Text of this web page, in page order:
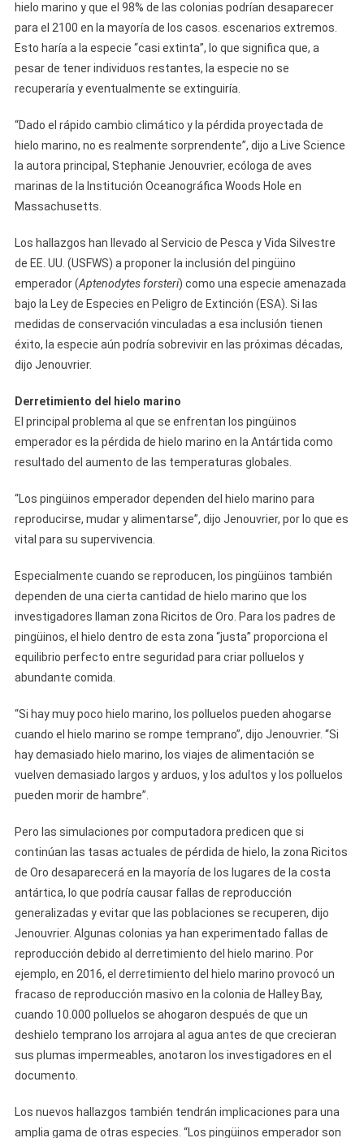
hielo marino y que el 98% de las colonias podrían desaparecer
para el 2100 en la mayoría de los casos. escenarios extremos.
Esto haría a la especie “casi extinta”, lo que significa que, a
pesar de tener individuos restantes, la especie no se
recuperaría y eventualmente se extinguiría.
“Dado el rápido cambio climático y la pérdida proyectada de
hielo marino, no es realmente sorprendente”, dijo a Live Science
la autora principal, Stephanie Jenouvrier, ecóloga de aves
marinas de la Institución Oceanográfica Woods Hole en
Massachusetts.
Los hallazgos han llevado al Servicio de Pesca y Vida Silvestre
de EE. UU. (USFWS) a proponer la inclusión del pingüino
emperador (Aptenodytes forsteri) como una especie amenazada
bajo la Ley de Especies en Peligro de Extinción (ESA). Si las
medidas de conservación vinculadas a esa inclusión tienen
éxito, la especie aún podría sobrevivir en las próximas décadas,
dijo Jenouvrier.
Derretimiento del hielo marino
El principal problema al que se enfrentan los pingüinos
emperador es la pérdida de hielo marino en la Antártida como
resultado del aumento de las temperaturas globales.
“Los pingüinos emperador dependen del hielo marino para
reproducirse, mudar y alimentarse”, dijo Jenouvrier, por lo que es
vital para su supervivencia.
Especialmente cuando se reproducen, los pingüinos también
dependen de una cierta cantidad de hielo marino que los
investigadores llaman zona Ricitos de Oro. Para los padres de
pingüinos, el hielo dentro de esta zona “justa” proporciona el
equilibrio perfecto entre seguridad para criar polluelos y
abundante comida.
“Si hay muy poco hielo marino, los polluelos pueden ahogarse
cuando el hielo marino se rompe temprano”, dijo Jenouvrier. “Si
hay demasiado hielo marino, los viajes de alimentación se
vuelven demasiado largos y arduos, y los adultos y los polluelos
pueden morir de hambre”.
Pero las simulaciones por computadora predicen que si
continúan las tasas actuales de pérdida de hielo, la zona Ricitos
de Oro desaparecerá en la mayoría de los lugares de la costa
antártica, lo que podría causar fallas de reproducción
generalizadas y evitar que las poblaciones se recuperen, dijo
Jenouvrier. Algunas colonias ya han experimentado fallas de
reproducción debido al derretimiento del hielo marino. Por
ejemplo, en 2016, el derretimiento del hielo marino provocó un
fracaso de reproducción masivo en la colonia de Halley Bay,
cuando 10.000 polluelos se ahogaron después de que un
deshielo temprano los arrojara al agua antes de que crecieran
sus plumas impermeables, anotaron los investigadores en el
documento.
Los nuevos hallazgos también tendrán implicaciones para una
amplia gama de otras especies. “Los pingüinos emperador son